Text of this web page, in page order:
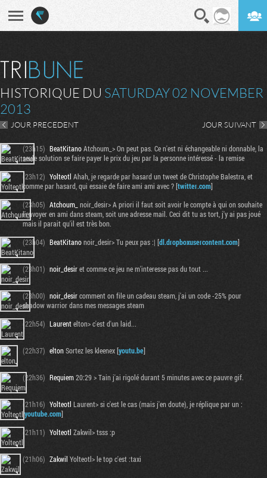
HISTORIQUE DU SATURDAY 02 NOVEMBER
2013
JOUR PRECEDENT JOUR SUIVANT
(23h15) BeatKitanoAtchoum_> On peut pas. Ce n'est ni échangeable ni donnable, la
seule solution se faire payer le prix du jeu par la personne intéressé - la remise
(23h12) Yolteotl Ahah, je regarde par hasard un tweet de Christophe Balestra, et
comme par hasard, qui essaie de faire ami ami avec ? [twitter.com]
(23h05) Atchoum_ noir_desir> A priori il faut soit avoir le compte à qui on souhaite
l'envoyer en ami dans steam, soit une adresse mail. Ceci dit tu as tort, j'y ai pas joué
mais il parait qu'il est très bon.
(23h04) BeatKitanonoir_desir> Tu peux pas :| [dl.dropboxusercontent.com]
(23h01) noir_desiret comme ce jeu ne m'interesse pas du tout ...
(23h00) noir_desircomment on file un cadeau steam, j'ai un code -25% pour
shadow warrior dans mes messages steam
(22h54) Laurentelton> c'est d'un laid...
(22h37) eltonSortez les kleenex [youtu.be]
(22h36) Requiem20:29 > Tain j'ai rigolé durant 5 minutes avec ce pauvre gif.
(21h16) Yolteotl Laurent> si c'est le cas (mais j'en doute), je réplique par un :
[youtube.com]
(21h11) Yolteotl Zakwil> tsss :p
(21h06) Zakwil Yolteotl> le top c'est :taxi